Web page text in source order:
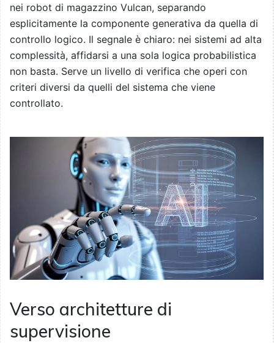
nei robot di magazzino Vulcan, separando
esplicitamente la componente generativa da quella di
controllo logico. Il segnale è chiaro: nei sistemi ad alta
complessità, affidarsi a una sola logica probabilistica
non basta. Serve un livello di verifica che operi con
criteri diversi da quelli del sistema che viene
controllato.
Verso architetture di
supervisione